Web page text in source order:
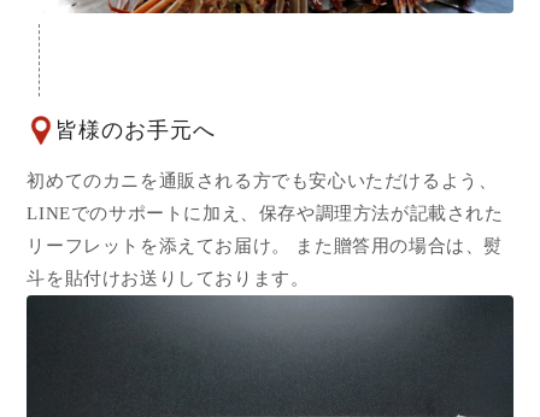
皆様のお手元へ
初めてのカニを通販される方でも安心いただけるよう、
LINEでのサポートに加え、保存や調理方法が記載された
リーフレットを添えてお届け。 また贈答用の場合は、熨
斗を貼付けお送りしております。